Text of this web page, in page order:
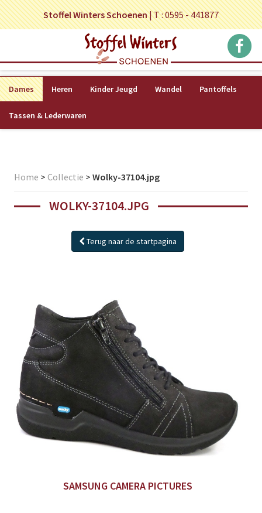
Stoffel Winters Schoenen|T : 0595 - 441877
Dames Heren Kinder Jeugd Wandel Pantoffels
Tassen & Lederwaren
Home > Collectie > Wolky-37104.jpg
WOLKY-37104.JPG
Terug naar de startpagina
SAMSUNG CAMERA PICTURES